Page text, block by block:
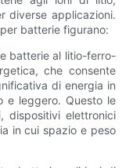
diverse applicazioni.
batterie figurano:
batterie al litio-ferro-
che consente
di energia in
e leggero. Questo le
dispositivi elettronici
in cui spazio e peso